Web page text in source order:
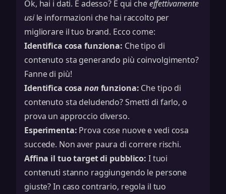
Ok, hai i dati. E adesso? È qui cheeffettivamente
usile informazioni che hai raccolto per
migliorare il tuo brand. Ecco come:
Identifica cosa funziona: Che tipo di
contenuto sta generando più coinvolgimento?
Fanne di più!
Identifica cosanon funziona: Che tipo di
contenuto sta deludendo? Smetti di farlo, o
prova un approccio diverso.
Esperimenta: Prova cose nuove e vedi cosa
succede. Non aver paura di correre rischi.
Affina il tuo target di pubblico: I tuoi
contenuti stanno raggiungendo le persone
giuste? In caso contrario, regola il tuo